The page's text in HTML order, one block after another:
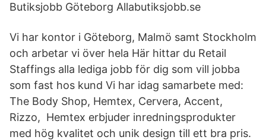
Butiksjobb Göteborg Allabutiksjobb.se
Vi har kontor i Göteborg, Malmö samt Stockholm
och arbetar vi över hela Här hittar du Retail
Staffings alla lediga jobb för dig som vill jobba
som fast hos kund Vi har idag samarbete med:
The Body Shop, Hemtex, Cervera, Accent,
Rizzo, Hemtex erbjuder inredningsprodukter
med hög kvalitet och unik design till ett bra pris.